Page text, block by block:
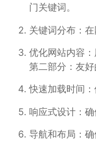
门关键词。
关键词分布：
优化网站内容
第二部分：友
快速加载时间
响应式设计：
导航和布局：